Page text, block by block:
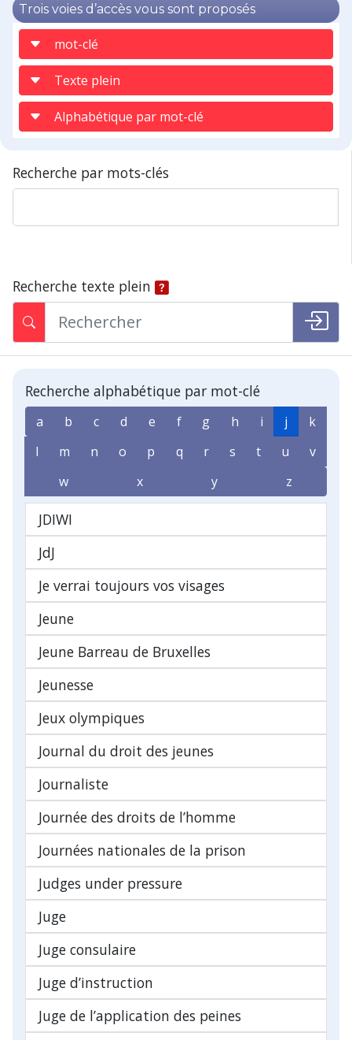
Trois voies d’accès vous sont proposés
mot-clé
Texte plein
Alphabétique par mot-clé
Recherche par mots-clés
Recherche texte plein
Recherche alphabétique par mot-clé
a b c d e f g h i j
k
l
m n o p q r s t u
v
w
x y z
JDIWI
JdJ
Je verrai toujours vos visages
Jeune
Jeune Barreau de Bruxelles
Jeunesse
Jeux olympiques
Journal du droit des jeunes
Journaliste
Journée des droits de l’homme
Journées nationales de la prison
Judges under pressure
Juge
Juge consulaire
Juge d’instruction
Juge de l’application des peines